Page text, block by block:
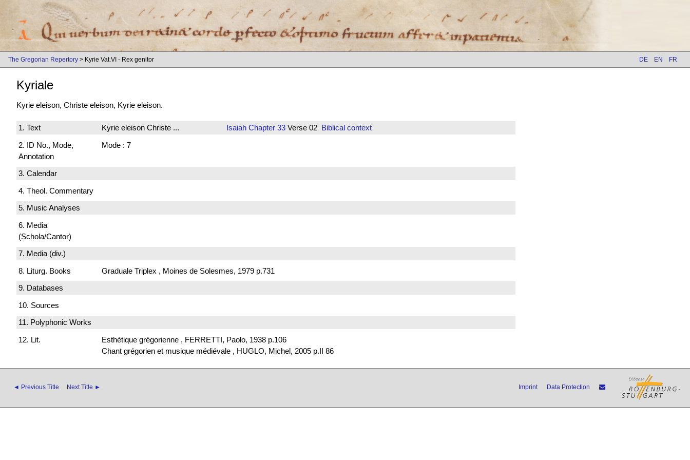
The Gregorian Repertory > Kyrie Vat.VI - Rex genitor DE EN FR
Kyriale
Kyrie eleison, Christe eleison, Kyrie eleison.
1. Text Kyrie eleison Christe ... IsaiahChapter 33Verse 02 Biblical context
2. ID No., Mode,
Annotation
Mode : 7
3. Calendar
4. Theol. Commentary
5. Music Analyses
6. Media
(Schola/Cantor)
7. Media (div.)
8. Liturg. Books
Graduale Triplex , Moines de Solesmes, 1979 p.731
9. Databases
10. Sources
11. Polyphonic Works
12. Lit.
Esthétique grégorienne , FERRETTI, Paolo, 1938 p.106
Chant grégorien et musique médiévale , HUGLO, Michel, 2005 p.II 86
◄ Previous Title Next Title ► Imprint Data Protection